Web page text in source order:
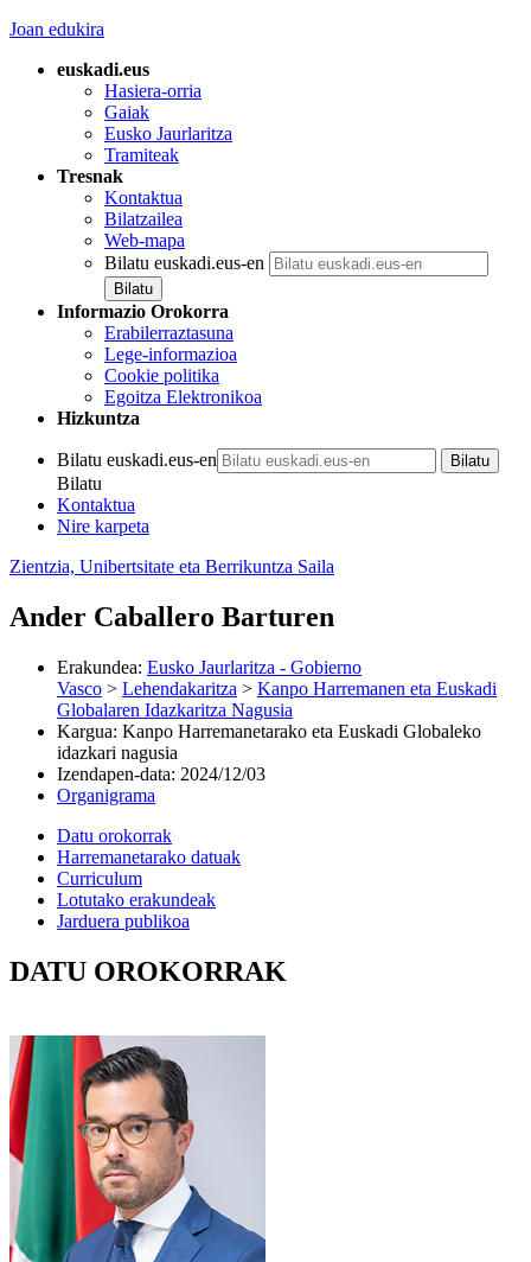
Joan edukira
euskadi.eus
Hasiera-orria
Gaiak
Eusko Jaurlaritza
Tramiteak
Tresnak
Kontaktua
Bilatzailea
Web-mapa
Bilatu euskadi.eus-en
Informazio Orokorra
Erabilerraztasuna
Lege-informazioa
Cookie politika
Egoitza Elektronikoa
Hizkuntza
Bilatu euskadi.eus-en
Bilatu
Kontaktua
Nire karpeta
Zientzia, Unibertsitate eta Berrikuntza Saila
Ander Caballero Barturen
Erakundea: Eusko Jaurlaritza - Gobierno
Vasco > Lehendakaritza > Kanpo Harremanen eta Euskadi
Globalaren Idazkaritza Nagusia
Kargua: Kanpo Harremanetarako eta Euskadi Globaleko
idazkari nagusia
Izendapen-data: 2024/12/03
Organigrama
Datu orokorrak
Harremanetarako datuak
Curriculum
Lotutako erakundeak
Jarduera publikoa
DATU OROKORRAK